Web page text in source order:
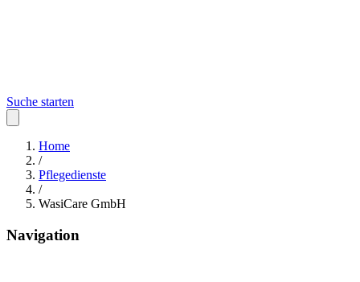
Suche starten
Home
/
Pflegedienste
/
WasiCare GmbH
Navigation